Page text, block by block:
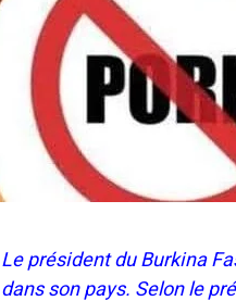
Le président du Burkina
dans son pays. Selon le